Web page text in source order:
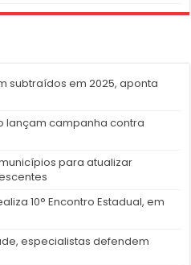
subtraídos em 2025, aponta
lançam campanha contra
para atualizar
10° Encontro Estadual, em
especialistas defendem